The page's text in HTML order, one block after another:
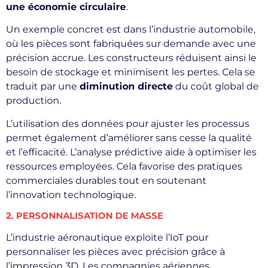
une économie circulaire.
Un exemple concret est dans l’industrie automobile,
où les pièces sont fabriquées sur demande avec une
précision accrue. Les constructeurs réduisent ainsi le
besoin de stockage et minimisent les pertes. Cela se
traduit par une diminution directe du coût global de
production.
L’utilisation des données pour ajuster les processus
permet également d’améliorer sans cesse la qualité
et l’efficacité. L’analyse prédictive aide à optimiser les
ressources employées. Cela favorise des pratiques
commerciales durables tout en soutenant
l’innovation technologique.
2. PERSONNALISATION DE MASSE
L’industrie aéronautique exploite l’IoT pour
personnaliser les pièces avec précision grâce à